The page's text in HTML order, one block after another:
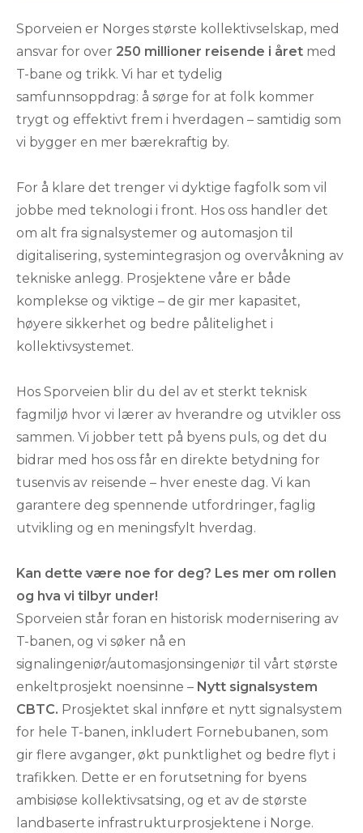
Sporveien er Norges største kollektivselskap, med
ansvar for over 250 millioner reisende i året med
T-bane og trikk. Vi har et tydelig
samfunnsoppdrag: å sørge for at folk kommer
trygt og effektivt frem i hverdagen – samtidig som
vi bygger en mer bærekraftig by.
For å klare det trenger vi dyktige fagfolk som vil
jobbe med teknologi i front. Hos oss handler det
om alt fra signalsystemer og automasjon til
digitalisering, systemintegrasjon og overvåkning av
tekniske anlegg. Prosjektene våre er både
komplekse og viktige – de gir mer kapasitet,
høyere sikkerhet og bedre pålitelighet i
kollektivsystemet.
Hos Sporveien blir du del av et sterkt teknisk
fagmiljø hvor vi lærer av hverandre og utvikler oss
sammen. Vi jobber tett på byens puls, og det du
bidrar med hos oss får en direkte betydning for
tusenvis av reisende – hver eneste dag. Vi kan
garantere deg spennende utfordringer, faglig
utvikling og en meningsfylt hverdag.
Kan dette være noe for deg? Les mer om rollen
og hva vi tilbyr under!
Sporveien står foran en historisk modernisering av
T-banen, og vi søker nå en
signalingeniør/automasjonsingeniør til vårt største
enkeltprosjekt noensinne – Nytt signalsystem
CBTC. Prosjektet skal innføre et nytt signalsystem
for hele T-banen, inkludert Fornebubanen, som
gir flere avganger, økt punktlighet og bedre flyt i
trafikken. Dette er en forutsetning for byens
ambisiøse kollektivsatsing, og et av de største
landbaserte infrastrukturprosjektene i Norge.